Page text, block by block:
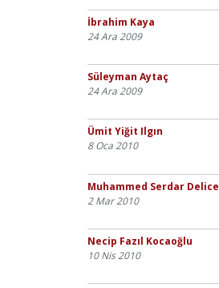
İbrahim Kaya
24 Ara 2009
Süleyman Aytaç
24 Ara 2009
Ümit Yiğit Ilgın
8 Oca 2010
Muhammed Serdar Delice
2 Mar 2010
Necip Fazıl Kocaoğlu
10 Nis 2010